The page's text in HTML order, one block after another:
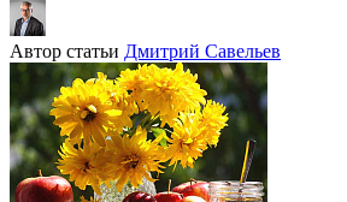
Автор статьи Дмитрий Савельев